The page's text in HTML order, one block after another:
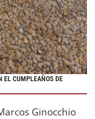
EL CUMPLEAÑOS DE
Ginocchio